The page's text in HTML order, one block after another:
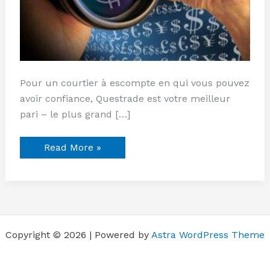
Pour un courtier à escompte en qui vous pouvez
avoir confiance, Questrade est votre meilleur
pari – le plus grand […]
Read More »
Copyright © 2026 | Powered by Astra WordPress Theme